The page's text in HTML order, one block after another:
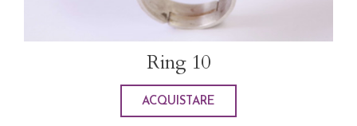
Ring 10
ACQUISTARE